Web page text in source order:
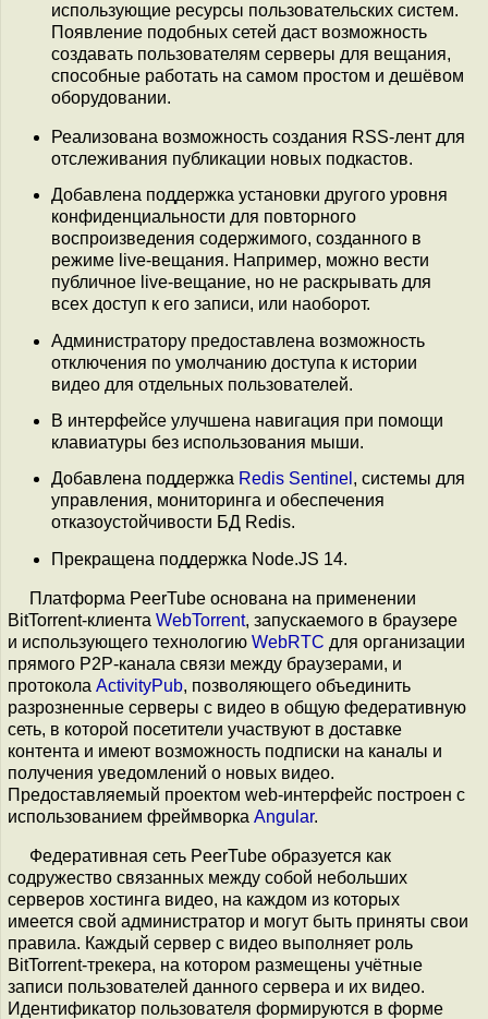
использующие ресурсы пользовательских систем.
Появление подобных сетей даст возможность
создавать пользователям серверы для вещания,
способные работать на самом простом и дешёвом
оборудовании.
Реализована возможность создания RSS-лент для
отслеживания публикации новых подкастов.
Добавлена поддержка установки другого уровня
конфиденциальности для повторного
воспроизведения содержимого, созданного в
режиме live-вещания. Например, можно вести
публичное live-вещание, но не раскрывать для
всех доступ к его записи, или наоборот.
Администратору предоставлена возможность
отключения по умолчанию доступа к истории
видео для отдельных пользователей.
В интерфейсе улучшена навигация при помощи
клавиатуры без использования мыши.
Добавлена поддержка Redis Sentinel , системы для
управления, мониторинга и обеспечения
отказоустойчивости БД Redis.
Прекращена поддержка Node.JS 14.
Платформа PeerTube основана на применении
BitTorrent-клиента WebTorrent, запускаемого в браузере
и использующего технологию WebRTC для организации
прямого P2P-канала связи между браузерами, и
протокола ActivityPub, позволяющего объединить
разрозненные серверы с видео в общую федеративную
сеть, в которой посетители участвуют в доставке
контента и имеют возможность подписки на каналы и
получения уведомлений о новых видео.
Предоставляемый проектом web-интерфейс построен с
использованием фреймворка Angular.
Федеративная сеть PeerTube образуется как
содружество связанных между собой небольших
серверов хостинга видео, на каждом из которых
имеется свой администратор и могут быть приняты свои
правила. Каждый сервер с видео выполняет роль
BitTorrent-трекера, на котором размещены учётные
записи пользователей данного сервера и их видео.
Идентификатор пользователя формируются в форме